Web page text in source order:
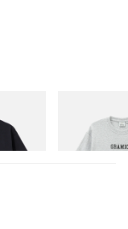
Yosemite
立即購入